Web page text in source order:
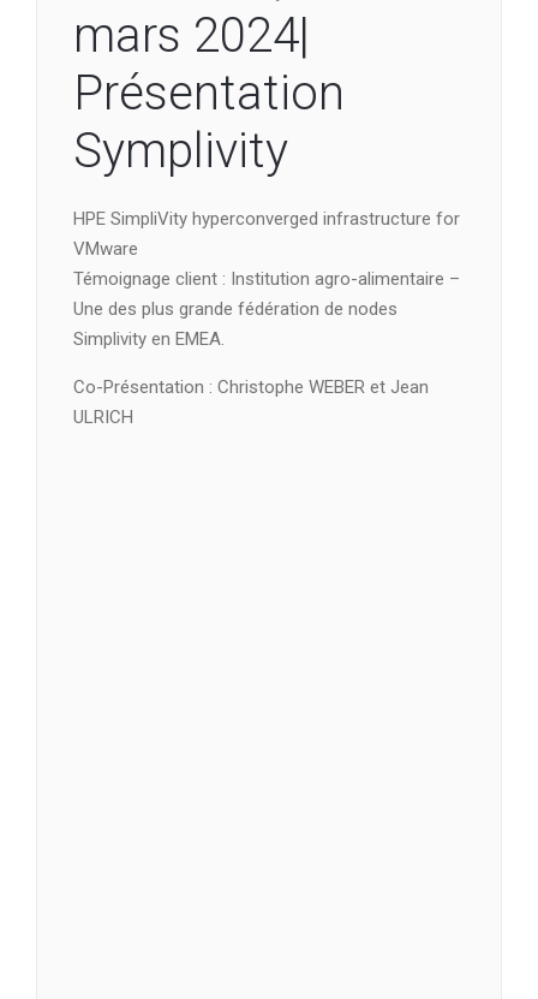
mars 2024|
Présentation
Symplivity
HPE SimpliVity hyperconverged infrastructure for
VMware
Témoignage client : Institution agro-alimentaire –
Une des plus grande fédération de nodes
Simplivity en EMEA.
Co-Présentation : Christophe WEBER et Jean
ULRICH